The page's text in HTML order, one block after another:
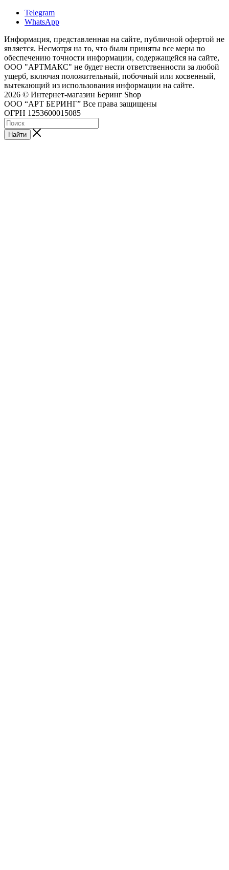
Telegram
WhatsApp
Информация, представленная на сайте, публичной офертой не
является. Несмотря на то, что были приняты все меры по
обеспечению точности информации, содержащейся на сайте,
ООО "АРТМАКС" не будет нести ответственности за любой
ущерб, включая положительный, побочный или косвенный,
вытекающий из использования информации на сайте.
2026 © Интернет-магазин Беринг Shop
ООО “АРТ БЕРИНГ” Все права защищены
ОГРН 1253600015085
Найти